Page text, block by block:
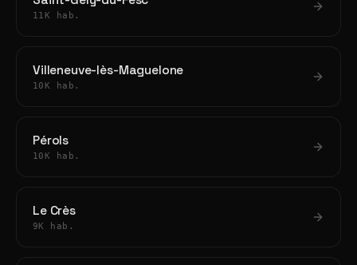
11K hab.
Villeneuve-lès-Maguelone
10K hab.
Pérols
10K hab.
Le Crès
9K hab.